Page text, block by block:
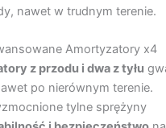
nawet w trudnym terenie.
Amortyzatory x4
z przodu i dwa z tyłu
po nierównym terenie.
tylne sprężyny